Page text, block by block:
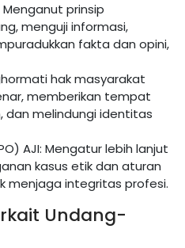
prinsip
menguji informasi,
fakta dan opini,
hak masyarakat
memberikan tempat
dan melindungi identitas
AJI: Mengatur lebih lanjut
kasus etik dan aturan
menjaga integritas profesi.
Undang-